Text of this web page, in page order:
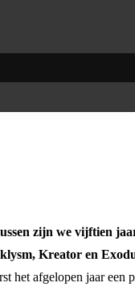
zijn we vijftien
Kreator en
afgelopen jaar een